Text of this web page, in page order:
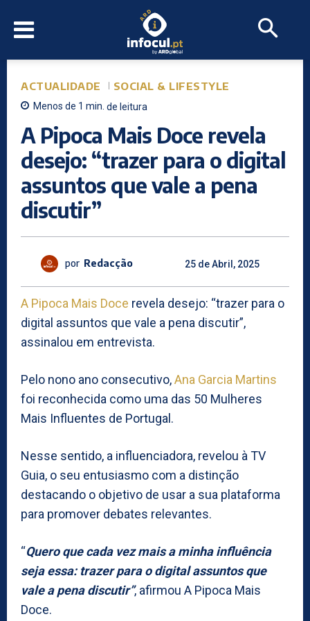
ACTUALIDADE SOCIAL & LIFESTYLE
Menos de 1 min. de leitura
A Pipoca Mais Doce revela
desejo: “trazer para o digital
assuntos que vale a pena
discutir”
por Redacção 25 de Abril, 2025
A Pipoca Mais Doce revela desejo: “trazer para o
digital assuntos que vale a pena discutir”,
assinalou em entrevista.
Pelo nono ano consecutivo,Ana Garcia Martins
foi reconhecida como uma das 50 Mulheres
Mais Influentes de Portugal.
Nesse sentido, a influenciadora, revelou à TV
Guia, o seu entusiasmo com a distinção
destacando o objetivo de usar a sua plataforma
para promover debates relevantes.
“Quero que cada vez mais a minha influência
seja essa: trazer para o digital assuntos que
vale a pena discutir”, afirmou A Pipoca Mais
Doce.